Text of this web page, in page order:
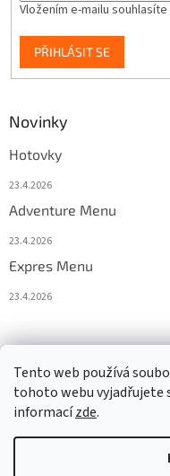
Tento web používá
tohoto webu vyjadřujete
informacízde.
Vložením e-mailu souhlasíte
PŘIHLÁSIT SE
Novinky
Hotovky
23.4.2026
Adventure Menu
23.4.2026
Expres Menu
23.4.2026